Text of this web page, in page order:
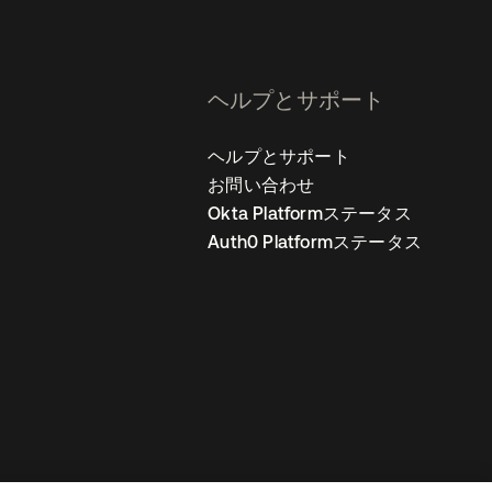
ヘルプとサポート
ヘルプとサポート
お問い合わせ
Okta Platformステータス
Auth0 Platformステータス